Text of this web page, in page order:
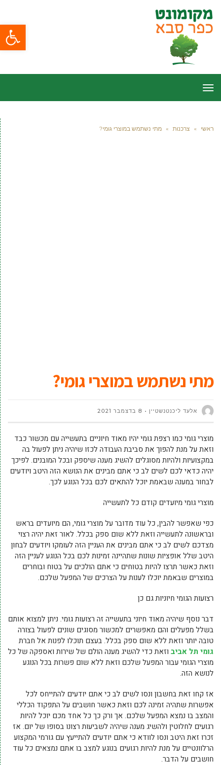
פתח
תפריט
ראשי » צרכנות » מתי נשתמש במוצרי גומי?
מתי נשתמש במוצרי גומי?
אלעד ליכנטנשטיין 8 בדצמבר 2021
מוצרי גומי כמו רצפת גומי יהיו מאוד חיוניים בתעשייה עם מכשור כבד
וזאת על מנת להפוך את סביבת העבודה לכזו שיהיה ניתן לפעול בה
במקצועיות ולהיות מסוגלים להשיג מענה שיספק ובכל המובנים. לפיכך
יהיה כדאי לכם לשים לב כי אתם מבינים את הנושא הזה היטב ויודעים
לבחור במענה שבאמת יוכל להתאים לכם בכל הנוגע לכך.
מוצרי גומי מיועדים קודם כל לתעשייה
כפי שאפשר להבין, כל עוד מדובר על מוצרי גומי, הם מיועדים בראש
ובראשונה לתעשייה וזאת ללא שום ספק בכלל. לאור זאת יהיה רצוי
מצדכם לשים לב כי אתם מבינים את העניין הזה לעומקו ויודעים לבחון
היטב שלל אופציות שונות שתהיינה זמינות לכם בכל הנוגע לעניין הזה
וזאת כאשר תרצו להיות בטוחים כי אתם הולכים על בטוח ובוחרים
במוצרים שבאמת יוכלו לענות על הצרכים של המפעל שלכם.
רצועות הגומי חיוניות גם כן
דבר נוסף שיהיה מאוד חיוני בתעשייה זה רצועות גומי. ניתן למצוא אותם
בשלל מפעלים והם מאפשרים למכשור מסוגים שונים לפעול בצורה
טובה יותר וזאת ללא שום ספק בכלל. בעצם תוכלו לפנות אל חברת
גומי תל אביב וזאת כדי להשיג מענה הולם של שירות ואספקה של כל
מוצרי הגומי עבור המפעל שלכם וזאת ללא שום פשרות בכל הנוגע
לנושא הזה.
אז קחו זאת בחשבון ונסו לשים לב כי אתם יודעים להתייחס לכל
אפשרות שתהיה זמינה לכם וזאת כאשר חושבים על התפקוד הכללי
והמצב בו נמצא המפעל שלכם. אך ורק כך כל אחד מכם יוכל להיות
רגועים לחלוטין ולהשיג מענה שיהיה לשביעות רצונו בסופו של יום. אז
זכרו זאת היטב ונסו לוודא כי אתם יודעים להתייעץ עם גורמי המקצוע
הרלוונטיים על מנת להיות רגועים בנוגע למצב בו אתם נמצאים כל עוד
חושבים על הדבר.